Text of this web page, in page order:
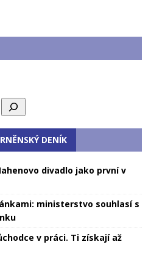
DENÍK
divadlo jako první v
ministerstvo souhlasí s
v práci. Ti získají až